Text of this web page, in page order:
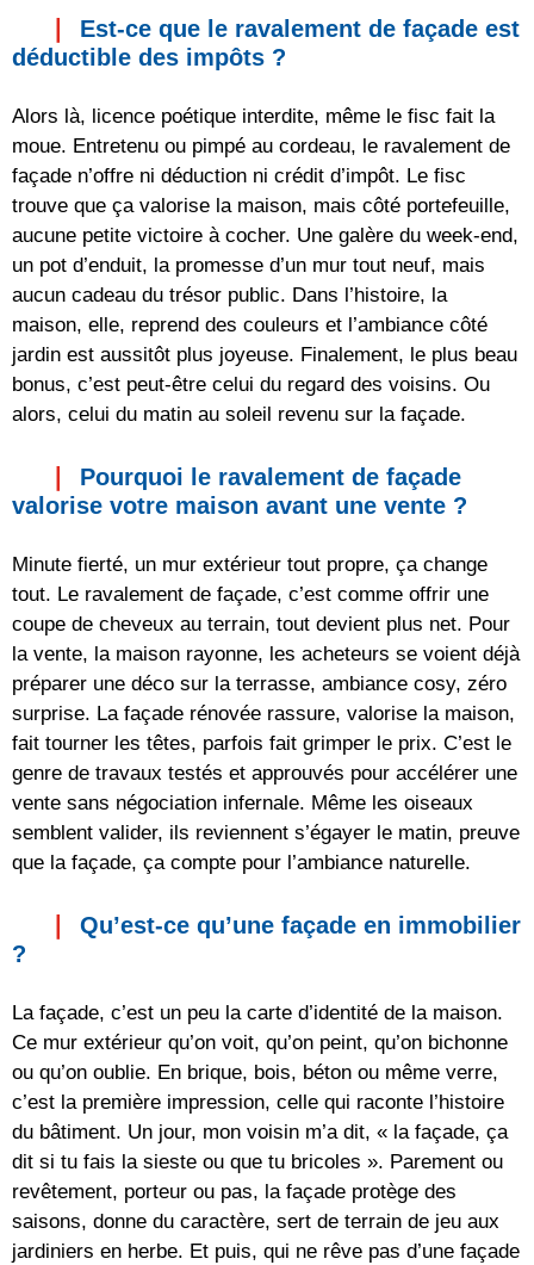
Est-ce que le ravalement de façade est
déductible des impôts ?
Alors là, licence poétique interdite, même le fisc fait la
moue. Entretenu ou pimpé au cordeau, le ravalement de
façade n’offre ni déduction ni crédit d’impôt. Le fisc
trouve que ça valorise la maison, mais côté portefeuille,
aucune petite victoire à cocher. Une galère du week-end,
un pot d’enduit, la promesse d’un mur tout neuf, mais
aucun cadeau du trésor public. Dans l’histoire, la
maison, elle, reprend des couleurs et l’ambiance côté
jardin est aussitôt plus joyeuse. Finalement, le plus beau
bonus, c’est peut-être celui du regard des voisins. Ou
alors, celui du matin au soleil revenu sur la façade.
Pourquoi le ravalement de façade
valorise votre maison avant une vente ?
Minute fierté, un mur extérieur tout propre, ça change
tout. Le ravalement de façade, c’est comme offrir une
coupe de cheveux au terrain, tout devient plus net. Pour
la vente, la maison rayonne, les acheteurs se voient déjà
préparer une déco sur la terrasse, ambiance cosy, zéro
surprise. La façade rénovée rassure, valorise la maison,
fait tourner les têtes, parfois fait grimper le prix. C’est le
genre de travaux testés et approuvés pour accélérer une
vente sans négociation infernale. Même les oiseaux
semblent valider, ils reviennent s’égayer le matin, preuve
que la façade, ça compte pour l’ambiance naturelle.
Qu’est-ce qu’une façade en immobilier
?
La façade, c’est un peu la carte d’identité de la maison.
Ce mur extérieur qu’on voit, qu’on peint, qu’on bichonne
ou qu’on oublie. En brique, bois, béton ou même verre,
c’est la première impression, celle qui raconte l’histoire
du bâtiment. Un jour, mon voisin m’a dit, « la façade, ça
dit si tu fais la sieste ou que tu bricoles ». Parement ou
revêtement, porteur ou pas, la façade protège des
saisons, donne du caractère, sert de terrain de jeu aux
jardiniers en herbe. Et puis, qui ne rêve pas d’une façade